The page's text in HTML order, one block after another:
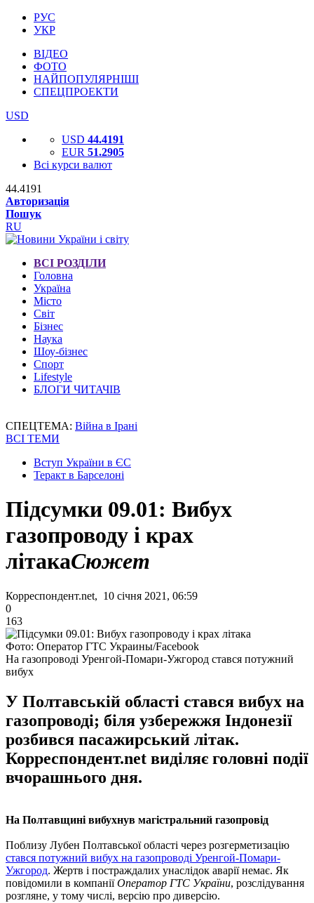
РУС
УКР
ВІДЕО
ФОТО
НАЙПОПУЛЯРНІШІ
СПЕЦПРОЕКТИ
USD
USD 44.4191
EUR 51.2905
Всі курси валют
44.4191
Авторизація
Пошук
RU
ВСІ РОЗДІЛИ
Головна
Україна
Місто
Світ
Бізнес
Наука
Шоу-бізнес
Спорт
Lifestyle
БЛОГИ ЧИТАЧІВ
СПЕЦТЕМА: Війна в Ірані
ВСІ ТЕМИ
Вступ України в ЄС
Теракт в Барселоні
Підсумки 09.01: Вибух
газопроводу і крах
літакаСюжет
Корреспондент.net, 10 січня 2021, 06:59
0
163
Фото: Оператор ГТС Украины/Facebook
На газопроводі Уренгой-Помари-Ужгород стався потужний
вибух
У Полтавській області стався вибух на
газопроводі; біля узбережжя Індонезії
розбився пасажирський літак.
Корреспондент.net виділяє головні події
вчорашнього дня.
На Полтавщині вибухнув магістральний газопровід
Поблизу Лубен Полтавської області через розгерметизацію
стався потужний вибух на газопроводі Уренгой-Помари-
Ужгород. Жертв і постраждалих унаслідок аварії немає. Як
повідомили в компаніїОператор ГТС України, розслідування
розгляне, у тому числі, версію про диверсію.